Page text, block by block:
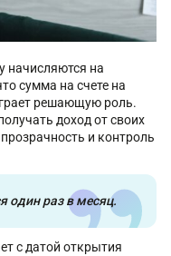
начисляются на
сумма на счете на
решающую роль.
доход от своих
и контроль
один раз в месяц.
с датой открытия